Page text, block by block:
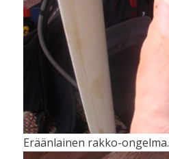
Eräänlainen rakko-ongelma.